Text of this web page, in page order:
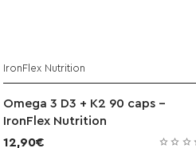
IronFlex Nutrition
Omega 3 D3 + K2 90 caps -
IronFlex Nutrition
12,90€